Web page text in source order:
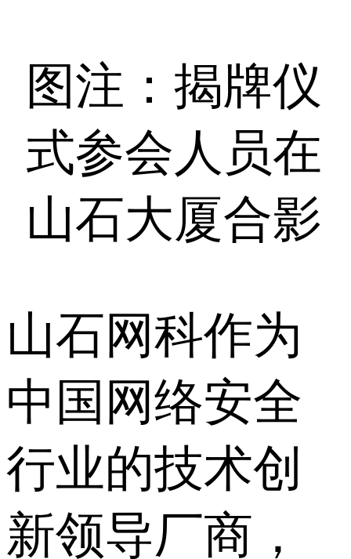
图注：揭牌仪
式参会人员在
山石大厦合影
山石网科作为
中国网络安全
行业的技术创
新领导厂商，